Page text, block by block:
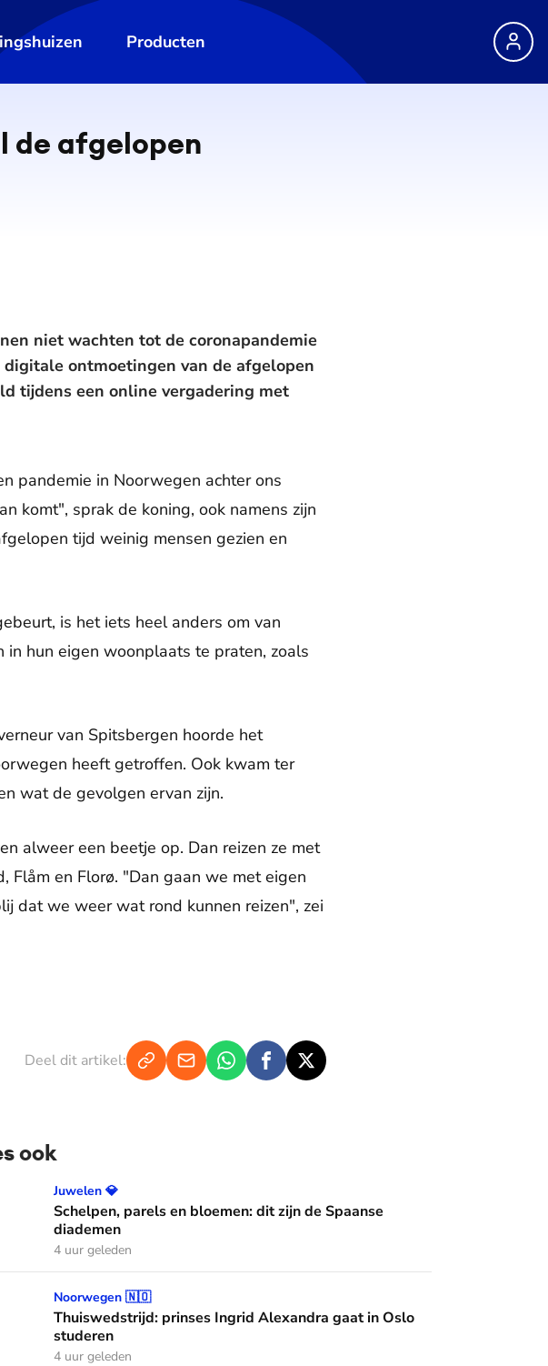
Producten
de afgelopen
niet wachten tot de coronapandemie
ontmoetingen van de afgelopen
tijdens een online vergadering met
pandemie in Noorwegen achter ons
komt", sprak de koning, ook namens zijn
tijd weinig mensen gezien en
is het iets heel anders om van
hun eigen woonplaats te praten, zoals
van Spitsbergen hoorde het
heeft getroffen. Ook kwam ter
wat de gevolgen ervan zijn.
alweer een beetje op. Dan reizen ze met
Flåm en Florø. "Dan gaan we met eigen
dat we weer wat rond kunnen reizen", zei
Deel dit artikel:
ook
parels en bloemen: dit zijn de Spaanse diademen
Juwelen 💎
Schelpen, parels en bloemen: dit zijn de Spaanse
diademen
4 uur geleden
prinses Ingrid Alexandra gaat in Oslo studeren
Noorwegen 🇳🇴
Thuiswedstrijd: prinses Ingrid Alexandra gaat in Oslo
studeren
4 uur geleden